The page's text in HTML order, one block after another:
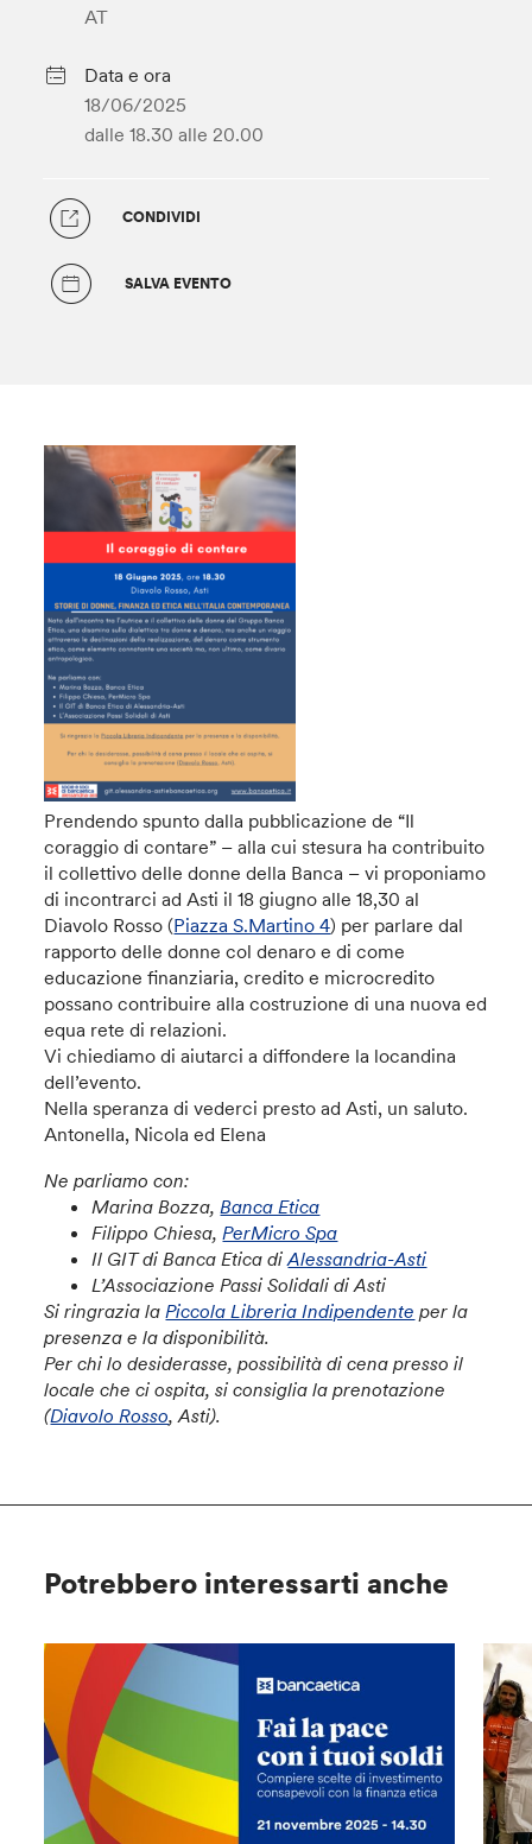
AT
Data e ora
18/06/2025
dalle 18.30 alle 20.00
CONDIVIDI
SALVA EVENTO
Prendendo spunto dalla pubblicazione de “Il
coraggio di contare” – alla cui stesura ha contribuito
il collettivo delle donne della Banca – vi proponiamo
di incontrarci ad Asti il 18 giugno alle 18,30 al
Diavolo Rosso (Piazza S.Martino 4) per parlare dal
rapporto delle donne col denaro e di come
educazione finanziaria, credito e microcredito
possano contribuire alla costruzione di una nuova ed
equa rete di relazioni.
Vi chiediamo di aiutarci a diffondere la locandina
dell’evento.
Nella speranza di vederci presto ad Asti, un saluto.
Antonella, Nicola ed Elena
Ne parliamo con:
Marina Bozza,Banca Etica
Filippo Chiesa,PerMicro Spa
Il GIT di Banca Etica diAlessandria-Asti
L’Associazione Passi Solidali di Asti
Si ringrazia laPiccola Libreria Indipendente per la
presenza e la disponibilità.
Per chi lo desiderasse, possibilità di cena presso il
locale che ci ospita, si consiglia la prenotazione
(Diavolo Rosso, Asti).
Potrebbero interessarti anche